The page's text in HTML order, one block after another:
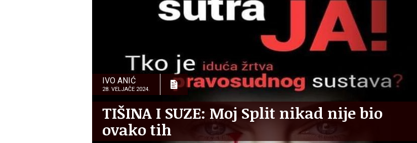
IVO ANIĆ
28. VELJAČE 2024.
TIŠINA I SUZE: Moj Split nikad nije bio
ovako tih